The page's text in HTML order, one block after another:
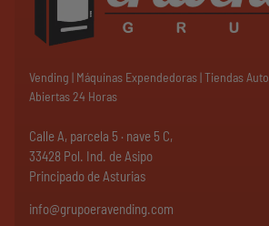
Vending | Máquinas Expendedoras | Tiendas
Abiertas 24 Horas
Calle A, parcela 5 · nave 5 C,
33428 Pol. Ind. de Asipo
Principado de Asturias
info@grupoeravending.com